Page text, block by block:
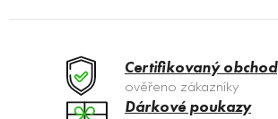
Certifikovaný obchod
ověřeno zákazníky
Dárkové poukazy